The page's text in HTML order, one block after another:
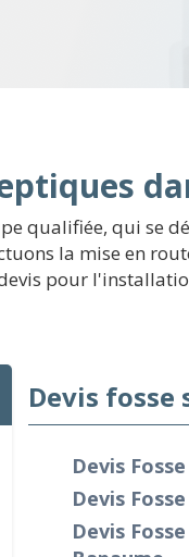
qualifiée, qui se
la mise en
pour
Devis fosse
Devis
Devis
Devis